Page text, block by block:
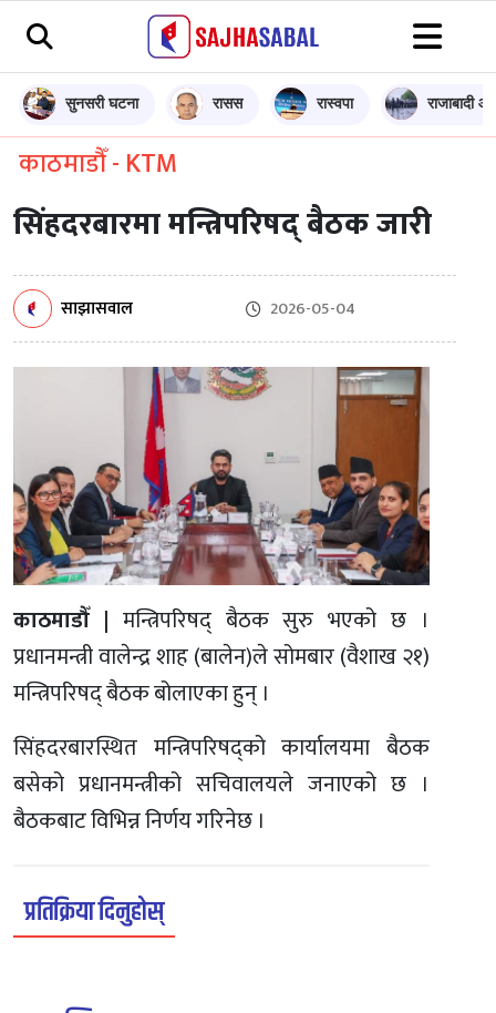
सुनसरी घटना रासस रास्वपा राजाबादी
काठमाडौँ - KTM
सिंहदरबारमा मन्त्रिपरिषद् बैठक जारी
साझासवाल 2026-05-04
काठमाडौँ | मन्त्रिपरिषद् बैठक सुरु भएको छ ।
प्रधानमन्त्री वालेन्द्र शाह (बालेन)ले सोमबार (वैशाख २१)
मन्त्रिपरिषद् बैठक बोलाएका हुन् ।
सिंहदरबारस्थित मन्त्रिपरिषद्को कार्यालयमा बैठक
बसेको प्रधानमन्त्रीको सचिवालयले जनाएको छ ।
बैठकबाट विभिन्न निर्णय गरिनेछ ।
प्रतिक्रिया दिनुहोस्